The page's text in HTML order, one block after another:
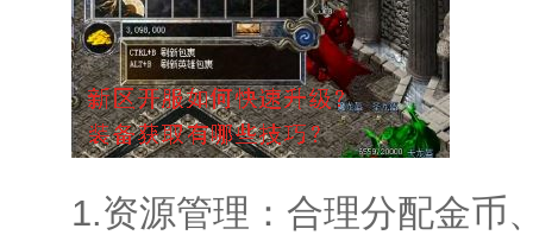
1.资源管理：合理分配金币